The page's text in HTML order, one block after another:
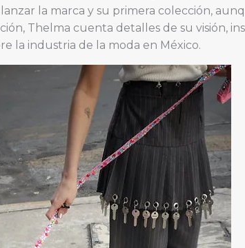
la marca y su primera colección,
Thelma cuenta detalles de su visión,
la industria de la moda en México.